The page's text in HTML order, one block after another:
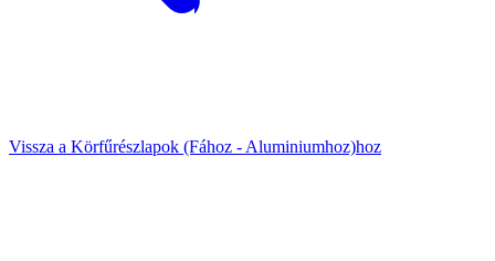
Vissza a Körfűrészlapok (Fához - Aluminiumhoz)hoz